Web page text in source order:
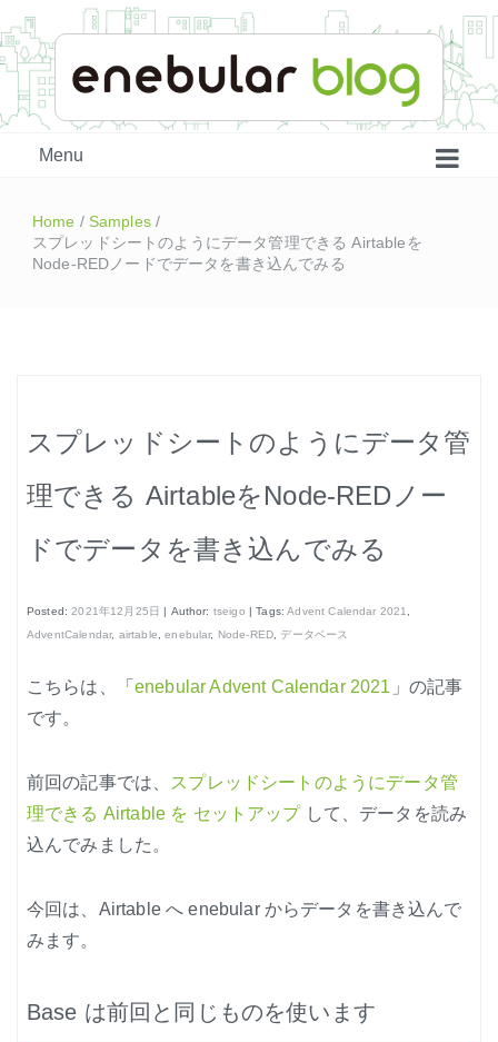
enebular 公式 技術ブログ
Menu
はじめよう、enebular (2)
はじめよう、enebular (3)
はじめよう、enebular (4)
ノーコードで地図アプリ制作を体験
ノンコーディングで機械学習を体験
エージェント実行環境
ノード紹介
Home / Samples /
スプレッドシートのようにデータ管理できる Airtableを
Node-REDノードでデータを書き込んでみる
スプレッドシートのようにデータ管
理できる AirtableをNode-REDノー
ドでデータを書き込んでみる
Posted:2021年12月25日 | Author: tseigo | Tags:Advent Calendar 2021,
AdventCalendar, airtable,enebular, Node-RED, データベース
こちらは、「 enebular Advent Calendar 2021 」の記事
です。
前回の記事では、
スプレッドシートのようにデータ管
理できる Airtable を セットアップして、データを読み
込んでみました。
今回は、Airtable へ enebular からデータを書き込んで
みます。
Base は前回と同じものを使います